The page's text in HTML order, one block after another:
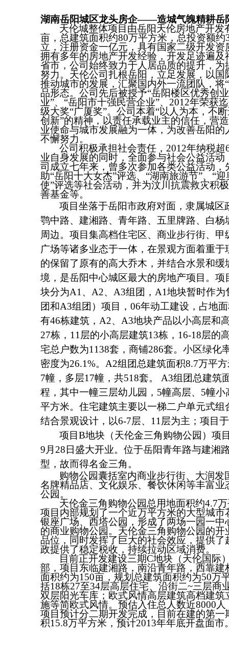
湖南岳阳城区龙头房企——造城气魄精耕岳
天伦城整体项目由岳阳天伦房地产开
亩，总建筑面积约80万平方米，总投资额
立，注册资金一亿元，具有国家二级开发
拥有多年的房地产开发经验，开发足迹遍
省市，公司始终致力于人居品质的提升，
努力。天伦公司扎根岳阳，立足发展，以
推动城市的发展，汇聚国内外一流团队，将
品形态。公司先后被授予“岳阳楼区优秀创
业”、“岳阳市十强民营企业”、2012年荣获
级大奖“广厦奖”。公司本着“以人为本，不
创新”的精神，以责任承载业主的信任，营
业使命与城市发展融为一体，为改善岳阳
不懈努力。
公司积极承担社会责任，2012年纳税
业自身发展的同时，全面参与社会公益活
司成立七年来，曾多次参加各类公益活动
助“岳阳十大女杰”评选、“湖南旅游节”、“
使”评选等社会活动，并为汶川抗震救灾积
善基金等。
项目坐落于岳阳市政府对面，隶属城
鹗中路、建湘路、青年路、五里牌路、白
周边。项目集高档住宅区、商业步行街、
广场等诸多业态于一体，在景观方面着重
的保留了原有的高大乔木，并结合水景和
境，是岳阳中心城区最大的房地产项目。
块分为A1、A2、A3组团，A1地块暂时作
团和A3组团）项目，06年动工建设，占地
有46栋建筑，A2、A3地块产品以小高层和
27栋，11层的小高层建筑13栋，16-18层的
宅总户数为1138套，商铺286套。小区绿化
密度为26.1%。A2组团总建筑面积8.7万平
7幢，多层17幢，共518套。 A3组团总建筑
程，其中一幢三层幼儿园，5幢高层、5幢
平方米。住宅建筑主要以一梯二户单元式
结合景观设计，以6-7层、11层为主；项目
项目B地块（天伦金三角购物公园）项
9月28日盛大开业。位于岳阳青年路与建湘
型，故而得名金三角。
购物公园囊括室内商业步行街、大润
名牌精品店、文化娱乐、餐饮休闲等丰富
公园。
天伦金三角购物公园总用地面积约4.7
项目内部规划了一个近万平方米的大型城
银座广场、西塔公园，形成了两场一园一
的商业购物公园。天伦金三角购物公园的
品位，同时发挥了巨大的社会效应，提供
政提供了稳定税收，持续拉动区域消费。
目前正开发建设三期C地块（天伦国际
部，项目东临建湘路，南沿青年路，西靠
面积约为150亩，规划总建筑面积约为50万
括18栋27至34层高层住宅、沿街二~三层商
双层阳光车库；欧式风情高层建筑高档建
施等简欧式风情。预估入住总人数近8000
项目预计分二期开发完成，目前在建的第
积15.8万平方米，预计2013年年底开盘面市